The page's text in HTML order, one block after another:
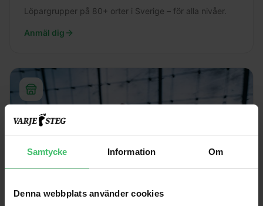
Samtycke Information Om
Denna webbplats använder cookies
Löpargrupper på 80+ orter i Sverige – för alla nivåer.
Anmäl dig